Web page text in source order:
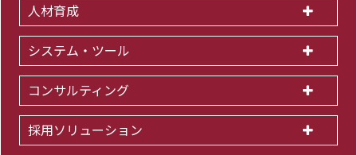
人材育成
システム・ツール
コンサルティング
採用ソリューション